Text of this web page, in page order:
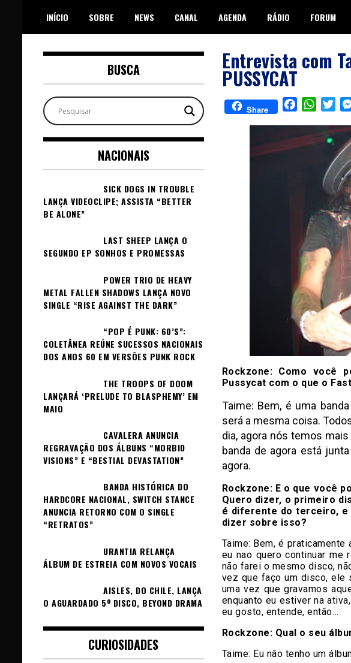
content
INÍCIO SOBRE NEWS CANAL AGENDA RÁDIO FORUM
Entrevista com
PUSSYCAT
Share Facebook
Rockzone: Como você
Pussycat com o que o
Taime: Bem, é uma
será a mesma coisa.
dia, agora nós temos
banda de agora está
agora.
Rockzone: E o que você
Quero dizer, o primeiro
é diferente do terceiro, e
dizer sobre isso?
Taime: Bem, é praticamente
eu nao quero continuar me
não farei o mesmo disco,
vez que faço um disco, ele
uma vez que gravamos
enquanto eu estiver na
eu gosto, entende, então…
Rockzone: Qual o seu
Taime: Eu não tenho um
BUSCA
NACIONAIS
SICK DOGS IN TROUBLE
LANÇA VIDEOCLIPE; ASSISTA “BETTER
BE ALONE”
LAST SHEEP LANÇA O
SEGUNDO EP SONHOS E PROMESSAS
POWER TRIO DE HEAVY
METAL FALLEN SHADOWS LANÇA NOVO
SINGLE “RISE AGAINST THE DARK”
“POP É PUNK: 60’S”:
COLETÂNEA REÚNE SUCESSOS NACIONAIS
DOS ANOS 60 EM VERSÕES PUNK ROCK
THE TROOPS OF DOOM
LANÇARÁ ‘PRELUDE TO BLASPHEMY’ EM
MAIO
CAVALERA ANUNCIA
REGRAVAÇÃO DOS ÁLBUNS “MORBID
VISIONS” E “BESTIAL DEVASTATION”
BANDA HISTÓRICA DO
HARDCORE NACIONAL, SWITCH STANCE
ANUNCIA RETORNO COM O SINGLE
“RETRATOS”
URANTIA RELANÇA
ÁLBUM DE ESTREIA COM NOVOS VOCAIS
AISLES, DO CHILE, LANÇA
O AGUARDADO 5º DISCO, BEYOND DRAMA
CURIOSIDADES